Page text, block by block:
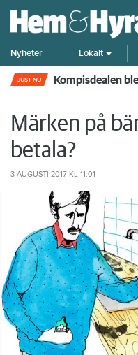
Nyheter Lokalt
JUST NU Kompisdealen
Märken på
betala?
3 AUGUSTI 2017 KL 11:01